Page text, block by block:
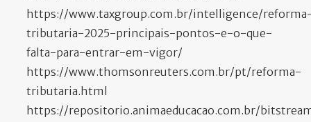
https://www.taxgroup.com.br/intelligence/
tributaria-2025-principais-pontos-e-o-que-
falta-para-entrar-em-vigor/
https://www.thomsonreuters.com.br/pt/reforma-
tributaria.html
https://repositorio.animaeducacao.com.br/